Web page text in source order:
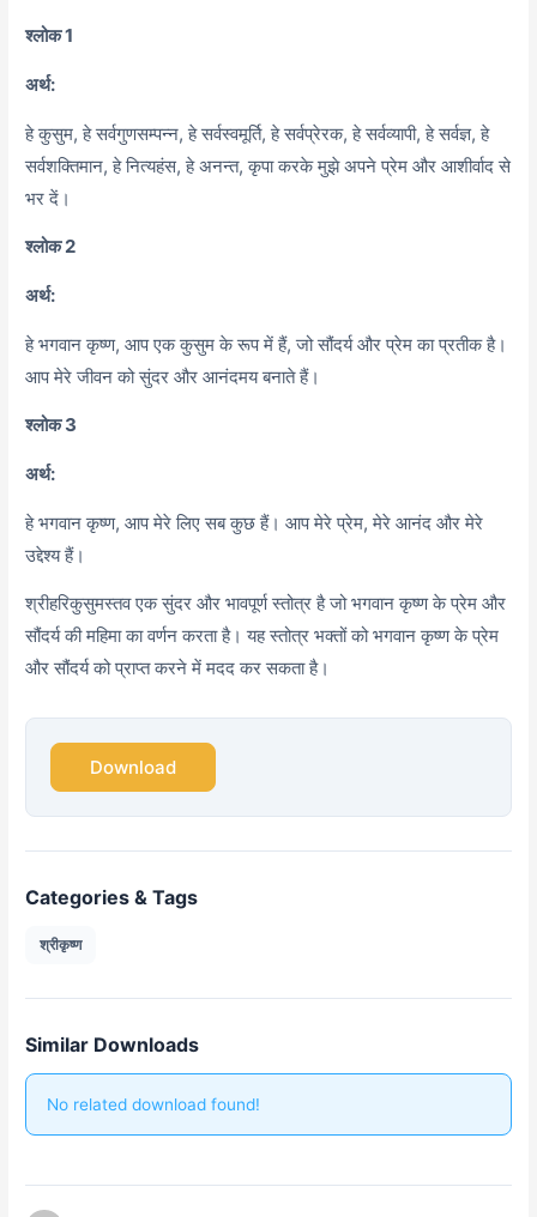
श्लोक 1
अर्थ:
हे कुसुम, हे सर्वगुणसम्पन्न, हे सर्वस्वमूर्ति, हे सर्वप्रेरक, हे सर्वव्यापी, हे सर्वज्ञ, हे
सर्वशक्तिमान, हे नित्यहंस, हे अनन्त, कृपा करके मुझे अपने प्रेम और आशीर्वाद से
भर दें।
श्लोक 2
अर्थ:
हे भगवान कृष्ण, आप एक कुसुम के रूप में हैं, जो सौंदर्य और प्रेम का प्रतीक है।
आप मेरे जीवन को सुंदर और आनंदमय बनाते हैं।
श्लोक 3
अर्थ:
हे भगवान कृष्ण, आप मेरे लिए सब कुछ हैं। आप मेरे प्रेम, मेरे आनंद और मेरे
उद्देश्य हैं।
श्रीहरिकुसुमस्तव एक सुंदर और भावपूर्ण स्तोत्र है जो भगवान कृष्ण के प्रेम और
सौंदर्य की महिमा का वर्णन करता है। यह स्तोत्र भक्तों को भगवान कृष्ण के प्रेम
और सौंदर्य को प्राप्त करने में मदद कर सकता है।
Download
Categories & Tags
श्रीकृष्ण
Similar Downloads
No related download found!